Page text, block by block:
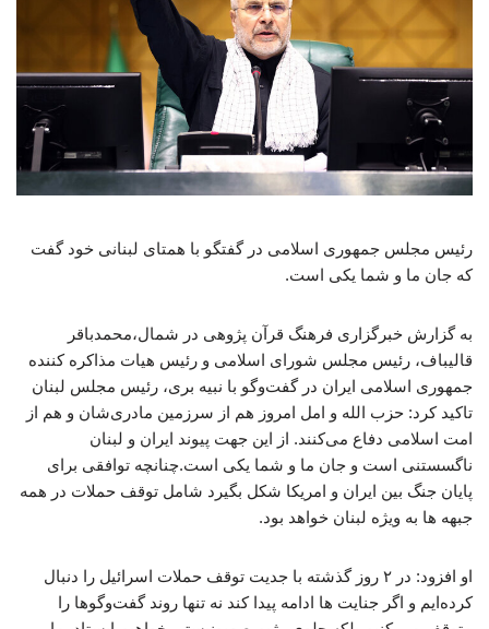
رئیس مجلس جمهوری اسلامی در گفتگو با همتای لبنانی خود گفت
که جان ما و شما یکی است.
به گزارش خبرگزاری فرهنگ قرآن پژوهی در شمال،محمدباقر
قالیباف، رئیس مجلس شورای اسلامی و رئیس هیات مذاکره کننده
جمهوری اسلامی ایران در گفت‌وگو با نبیه بری، رئیس مجلس لبنان
تاکید کرد: حزب الله و امل امروز هم از سرزمین مادری‌شان و هم از
امت اسلامی دفاع می‌کنند. از این جهت پیوند ایران و لبنان
ناگسستنی است و جان ما و شما یکی است.چنانچه توافقی برای
پایان جنگ بین ایران و امریکا شکل بگیرد شامل توقف حملات در همه
جبهه ها به ویژه لبنان خواهد بود.
او افزود: در ۲ روز گذشته با جدیت توقف حملات اسرائیل را دنبال
کرده‌ایم و اگر جنایت ها ادامه پیدا کند نه تنها روند گفت‌وگوها را